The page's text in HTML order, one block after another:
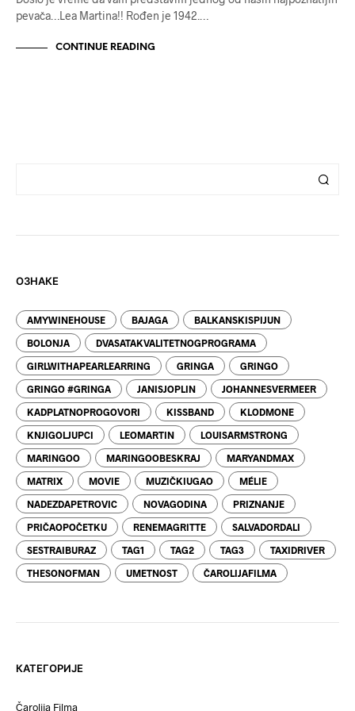
pevača…Lea Martina!! Rođen je 1942.…
CONTINUE READING
ОЗНАКЕ
AMYWINEHOUSE BAJAGA BALKANSKISPIJUN
BOLONJA DVASATAKVALITETNOGPROGRAMA
GIRLWITHAPEARLEARRING GRINGA GRINGO
GRINGO #GRINGA JANISJOPLIN JOHANNESVERMEER
KADPLATNOPROGOVORI KISSBAND KLODMONE
KNJIGOLJUPCI LEOMARTIN LOUISARMSTRONG
MARINGOO MARINGOOBESKRAJ MARYANDMAX
MATRIX MOVIE MUZIČKIUGAO MÉLIE
NADEZDAPETROVIC NOVAGODINA PRIZNANJE
PRIČAOPOČETKU RENEMAGRITTE SALVADORDALI
SESTRAIBURAZ TAG1 TAG2 TAG3 TAXIDRIVER
THESONOFMAN UMETNOST ČAROLIJAFILMA
КАТЕГОРИЈЕ
Čarolija Filma